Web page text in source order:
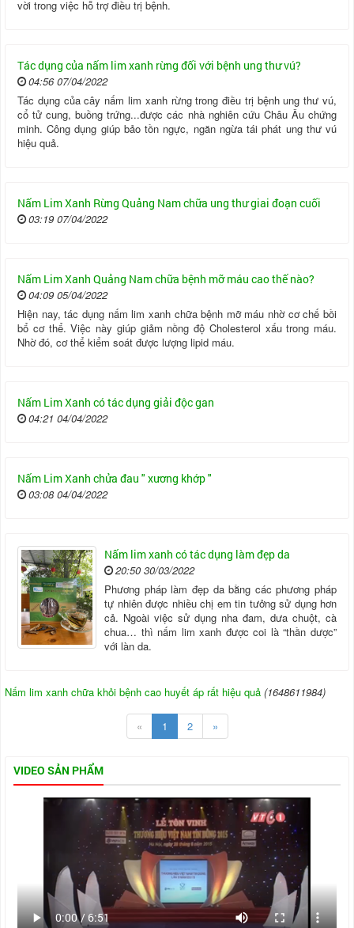
vời trong việc hỗ trợ điều trị bệnh.
Tác dụng của nấm lim xanh rừng đối với bệnh ung thư vú?
04:56 07/04/2022
Tác dụng của cây nấm lim xanh rừng trong điều trị bệnh ung thư vú,
cổ tử cung, buồng trứng...được các nhà nghiên cứu Châu Âu chứng
minh. Công dụng giúp bảo tồn ngực, ngăn ngừa tái phát ung thư vú
hiệu quả.
Nấm Lim Xanh Rừng Quảng Nam chữa ung thư giai đoạn cuối
03:19 07/04/2022
Nấm Lim Xanh Quảng Nam chữa bệnh mỡ máu cao thế nào?
04:09 05/04/2022
Hiện nay, tác dụng nấm lim xanh chữa bệnh mỡ máu nhờ cơ chế bồi
bổ cơ thể. Việc này giúp giảm nồng độ Cholesterol xấu trong máu.
Nhờ đó, cơ thể kiểm soát được lượng lipid máu.
Nấm Lim Xanh có tác dụng giải độc gan
04:21 04/04/2022
Nấm Lim Xanh chửa đau " xương khớp "
03:08 04/04/2022
Nấm lim xanh có tác dụng làm đẹp da
20:50 30/03/2022
Phương pháp làm đẹp da bằng các phương pháp
tự nhiên được nhiều chị em tin tưởng sử dụng hơn
cả. Ngoài việc sử dụng nha đam, dưa chuột, cà
chua… thì nấm lim xanh được coi là “thần dược”
với làn da.
Nấm lim xanh chữa khỏi bệnh cao huyết áp rất hiệu quả (1648611984)
« 1 2 »
VIDEO SẢN PHẨM